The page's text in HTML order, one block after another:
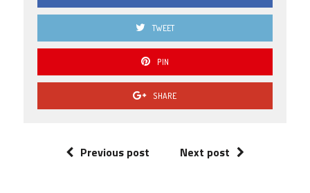
TWEET
PIN
SHARE
Previous post Next post